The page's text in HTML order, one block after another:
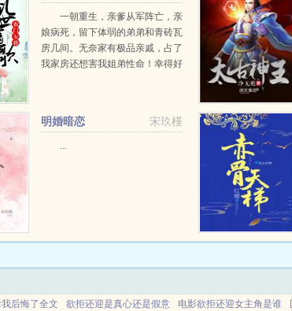
一朝重生，亲爹从军阵亡，亲
娘病死，留下体弱的弟弟和青砖瓦
房几间。无奈家有极品亲戚，占了
我家房还想害我姐弟性命！幸得好
息，变身潇洒少年郎，入了天...
宋玖槿
明婚暗恋
...
后悔了全文 欲拒还迎是真心还是假意 电影欲拒还迎女主角是谁